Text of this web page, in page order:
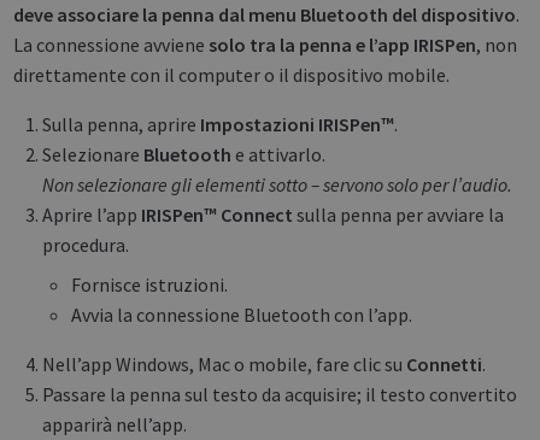
deve associare la penna dal menu Bluetooth del dispositivo.
La connessione avviene solo tra la penna e l’app IRISPen, non
direttamente con il computer o il dispositivo mobile.
Sulla penna, aprire Impostazioni IRISPen™.
Selezionare Bluetooth e attivarlo.
Non selezionare gli elementi sotto – servono solo per l’audio.
Aprire l’app IRISPen™ Connect sulla penna per avviare la
procedura.
Fornisce istruzioni.
Avvia la connessione Bluetooth con l’app.
Nell’app Windows, Mac o mobile, fare clic su Connetti.
Passare la penna sul testo da acquisire; il testo convertito
apparirà nell’app.